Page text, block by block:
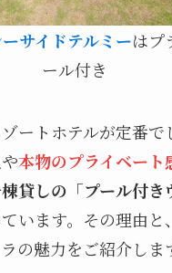
サイドテルミーはプ
ール付き
ートホテルが定番で
本物のプライベート
貸しの「プール付き
います。その理由と
の魅力をご紹介しま